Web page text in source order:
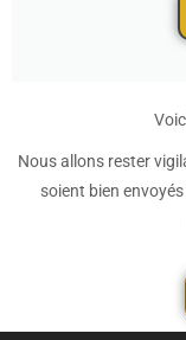
Nous allons rester
soient bien